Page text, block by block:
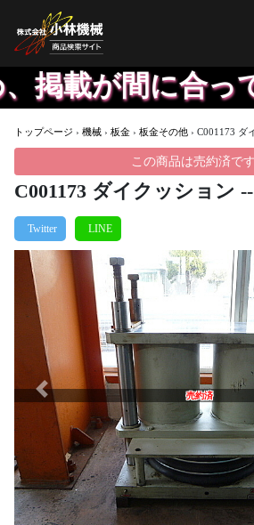
が間に合って
トップページ › 機械 › 板金 › 板金その他 › C001173 ダ
この商品は売約済です
C001173 ダイクッション
売約済
Previous